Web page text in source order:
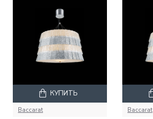
Baccarat
КУПИТЬ
Baccarat